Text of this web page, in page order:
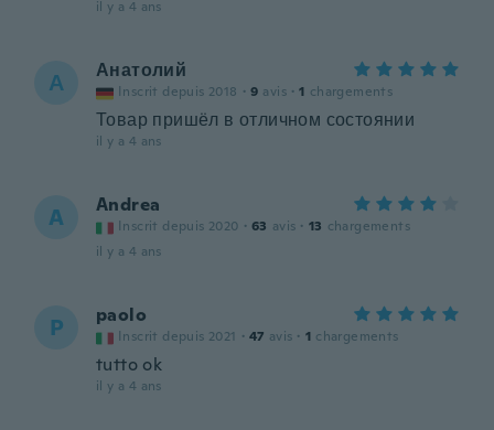
il y a 4 ans
А Анатолий
Inscrit depuis 2018 · 9 avis · 1 chargements
Товар пришёл в отличном состоянии
il y a 4 ans
A Andrea
Inscrit depuis 2020 · 63 avis · 13 chargements
il y a 4 ans
P paolo
Inscrit depuis 2021 · 47 avis · 1 chargements
tutto ok
il y a 4 ans